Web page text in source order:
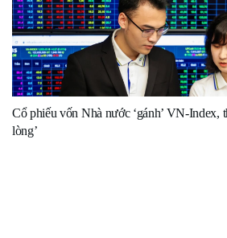
Cổ phiếu vốn Nhà nước ‘gánh’ VN-Index,
lòng’